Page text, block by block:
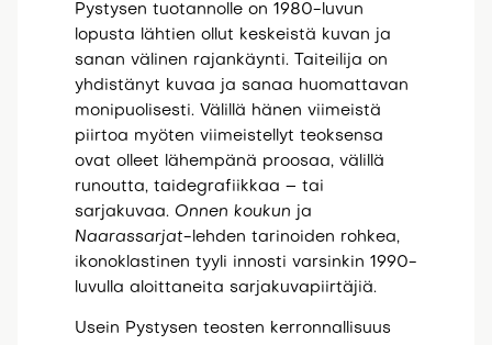
Pystysen tuotannolle on 1980-luvun
lopusta lähtien ollut keskeistä kuvan ja
sanan välinen rajankäynti. Taiteilija on
yhdistänyt kuvaa ja sanaa huomattavan
monipuolisesti. Välillä hänen viimeistä
piirtoa myöten viimeistellyt teoksensa
ovat olleet lähempänä proosaa, välillä
runoutta, taidegrafiikkaa – tai
sarjakuvaa. Onnen koukun ja
Naarassarjat-lehden tarinoiden rohkea,
ikonoklastinen tyyli innosti varsinkin 1990-
luvulla aloittaneita sarjakuvapiirtäjiä.
Usein Pystysen teosten kerronnallisuus